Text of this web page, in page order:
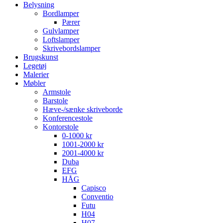
Belysning
Bordlamper
Pærer
Gulvlamper
Loftslamper
Skrivebordslamper
Brugskunst
Legetøj
Malerier
Møbler
Armstole
Barstole
Hæve-/sænke skriveborde
Konferencestole
Kontorstole
0-1000 kr
1001-2000 kr
2001-4000 kr
Duba
EFG
HÅG
Capisco
Conventio
Futu
H04